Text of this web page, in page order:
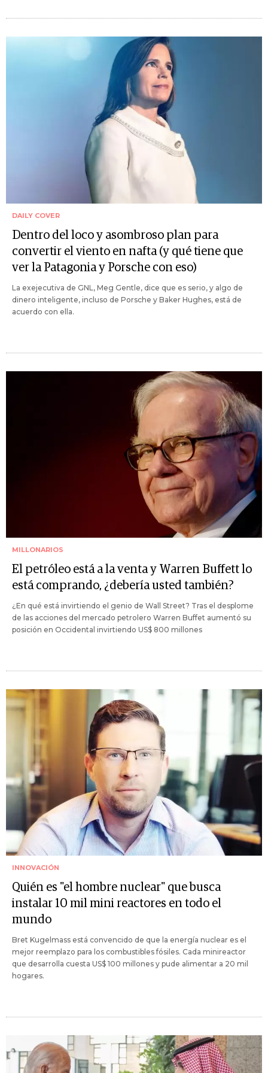
DAILY COVER
Dentro del loco y asombroso plan para
convertir el viento en nafta (y qué tiene que
ver la Patagonia y Porsche con eso)
La exejecutiva de GNL, Meg Gentle, dice que es serio, y algo de
dinero inteligente, incluso de Porsche y Baker Hughes, está de
acuerdo con ella.
MILLONARIOS
El petróleo está a la venta y Warren Buffett lo
está comprando, ¿debería usted también?
¿En qué está invirtiendo el genio de Wall Street? Tras el desplome
de las acciones del mercado petrolero Warren Buffet aumentó su
posición en Occidental invirtiendo US$ 800 millones
INNOVACIÓN
Quién es "el hombre nuclear" que busca
instalar 10 mil mini reactores en todo el
mundo
Bret Kugelmass está convencido de que la energía nuclear es el
mejor reemplazo para los combustibles fósiles. Cada minireactor
que desarrolla cuesta US$ 100 millones y pude alimentar a 20 mil
hogares.